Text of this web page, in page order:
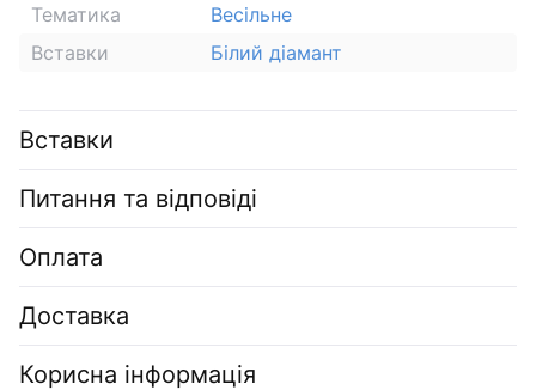
Тематика
Весільне
Вставки
Білий діамант
Вставки
Питання та відповіді
Оплата
Доставка
Корисна інформація